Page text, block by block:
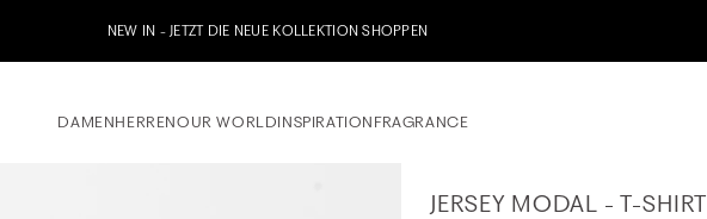
zu unserem Whatsapp Newsletter anmelden & 10% Willkommensgutschein erhalten
DAMENHERRENOUR WORLDINSPIRATION FRAGRANCE
JERSEY MODAL - T-SHIRT